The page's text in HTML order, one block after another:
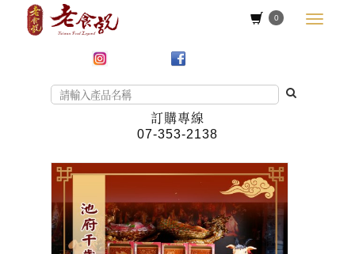
0
訂購專線
07-353-2138